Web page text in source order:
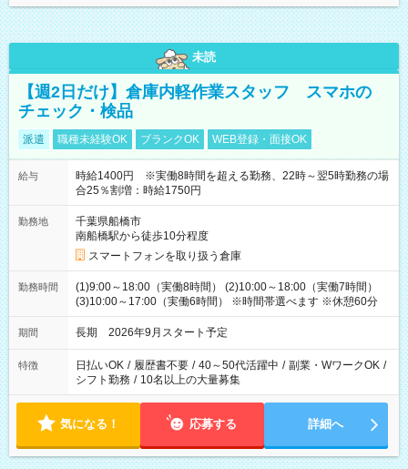
未読
【週2日だけ】倉庫内軽作業スタッフ スマホの
チェック・検品
派遣 職種未経験OK ブランクOK WEB登録・面接OK
給与
時給1400円 ※実働8時間を超える勤務、22時～翌5時勤務の場
合25％割増：時給1750円
勤務地
千葉県船橋市
南船橋駅から徒歩10分程度
スマートフォンを取り扱う倉庫
勤務時間
(1)9:00～18:00（実働8時間） (2)10:00～18:00（実働7時間）
(3)10:00～17:00（実働6時間） ※時間帯選べます ※休憩60分
期間 長期 2026年9月スタート予定
特徴 日払いOK / 履歴書不要 / 40～50代活躍中 / 副業・WワークOK /
シフト勤務 / 10名以上の大量募集
気になる！ 応募する 詳細へ